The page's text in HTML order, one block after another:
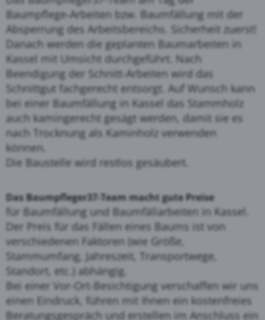
Baumpflege-Arbeiten bzw. Baumfällung mit der
Absperrung des Arbeitsbereichs. Sicherheit zuerst!
Danach werden die geplanten Baumarbeiten in
Kassel mit Umsicht durchgeführt. Nach
Beendigung der Schnitt-Arbeiten wird das
Schnittgut fachgerecht entsorgt. Auf Wunsch kann
bei einer Baumfällung in Kassel das Stammholz
auch kamingerecht gesägt werden, damit sie es
nach Trocknung als Kaminholz verwenden
können.
Die Baustelle wird restlos gesäubert.
Das Baumpfleger37-Team macht gute Preise
für Baumfällung und Baumfällarbeiten in Kassel.
Der Preis für das Fällen eines Baums ist von
verschiedenen Faktoren (wie Größe,
Stammumfang, Jahreszeit, Transportwege,
Standort, etc.) abhängig.
Bei einer Vor-Ort-Besichtigung verschaffen wir uns
einen Eindruck, führen mit Ihnen ein kostenfreies
Beratungsgespräch und erstellen im Anschluss ein